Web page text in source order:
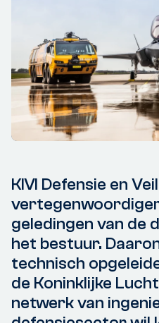
KIVI Defensie en
geledingen van de
het bestuur.
technisch
de Koninklijke
netwerk van